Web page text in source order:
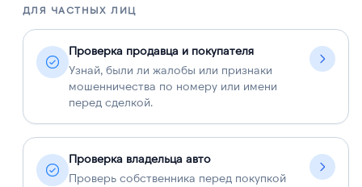
ДЛЯ ЧАСТНЫХ ЛИЦ
Проверка продавца и покупателя
Узнай, были ли жалобы или признаки
мошенничества по номеру или имени
перед сделкой.
Проверка владельца авто
Проверь собственника перед покупкой